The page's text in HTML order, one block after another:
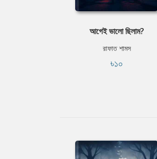
আগেই ভালো ছিলাম?
রাফাত শামস
৳১০